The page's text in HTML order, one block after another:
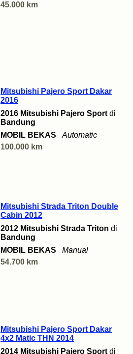
45.000 km
Mitsubishi Pajero Sport Dakar
2016
2016 Mitsubishi Pajero Sport di
Bandung
MOBIL BEKAS
Automatic
100.000 km
Mitsubishi Strada Triton Double
Cabin 2012
2012 Mitsubishi Strada Triton di
Bandung
MOBIL BEKAS
Manual
54.700 km
Mitsubishi Pajero Sport Dakar
4x2 Matic THN 2014
2014 Mitsubishi Pajero Sport di